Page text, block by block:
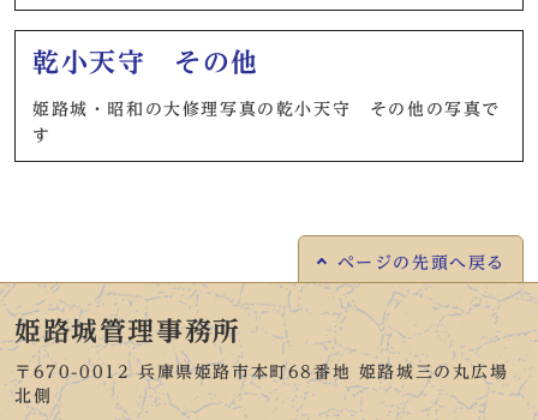
乾小天守 その他
姫路城・昭和の大修理写真の乾小天守 その他の写真で
す
ページの 先頭へ戻る
姫路城管理事務所
〒670-0012 兵庫県姫路市本町68番地 姫路城三の丸広場
北側